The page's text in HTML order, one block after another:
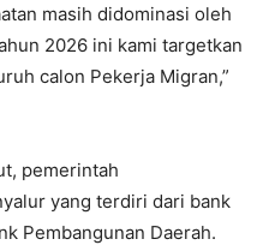
masih didominasi oleh
2026 ini kami targetkan
calon Pekerja Migran,”
pemerintah
yang terdiri dari bank
Pembangunan Daerah.